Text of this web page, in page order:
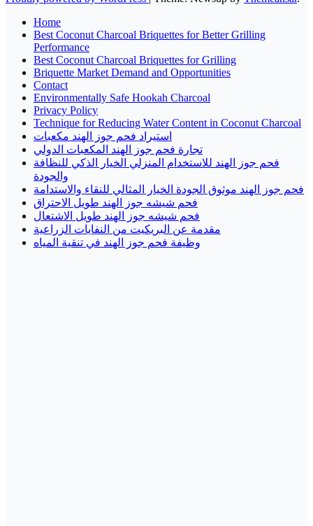
Home
Best Coconut Charcoal Briquettes for Better Grilling
Performance
Best Coconut Charcoal Briquettes for Grilling
Briquette Market Demand and Opportunities
Contact
Environmentally Safe Hookah Charcoal
Privacy Policy
Technique for Reducing Water Content in Coconut Charcoal
استيراد فحم جوز الهند مكعبات
تجارة فحم جوز الهند المكعبات الدولي
فحم جوز الهند للاستخدام المنزلي الخيار الذكي للنظافة
والجودة
فحم جوز الهند موثوق الجودة الخيار المثالي للنقاء والاستدامة
فحم شيشه جوز الهند طويل الاحتراق
فحم شيشه جوز الهند طويل الاشتعال
مقدمة عن البريكيت من النفايات الزراعية
وظيفة فحم جوز الهند في تنقية المياه